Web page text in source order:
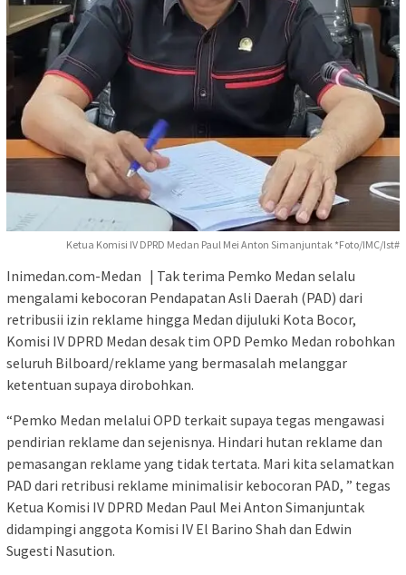
Ketua Komisi IV DPRD Medan Paul Mei Anton Simanjuntak *Foto/IMC/Ist#
Inimedan.com-Medan | Tak terima Pemko Medan selalu
mengalami kebocoran Pendapatan Asli Daerah (PAD) dari
retribusii izin reklame hingga Medan dijuluki Kota Bocor,
Komisi IV DPRD Medan desak tim OPD Pemko Medan robohkan
seluruh Bilboard/reklame yang bermasalah melanggar
ketentuan supaya dirobohkan.
“Pemko Medan melalui OPD terkait supaya tegas mengawasi
pendirian reklame dan sejenisnya. Hindari hutan reklame dan
pemasangan reklame yang tidak tertata. Mari kita selamatkan
PAD dari retribusi reklame minimalisir kebocoran PAD, ” tegas
Ketua Komisi IV DPRD Medan Paul Mei Anton Simanjuntak
didampingi anggota Komisi IV El Barino Shah dan Edwin
Sugesti Nasution.